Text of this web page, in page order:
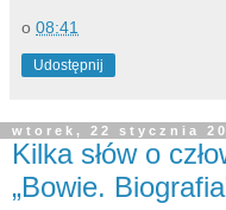
o 08:41
Udostępnij
wtorek, 22 stycznia
Kilka słów o
„Bowie.